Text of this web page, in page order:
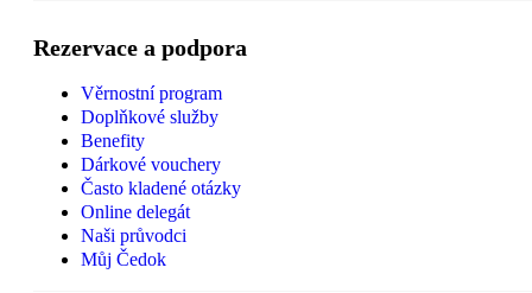
Rezervace a podpora
Věrnostní program
Doplňkové služby
Benefity
Dárkové vouchery
Často kladené otázky
Online delegát
Naši průvodci
Můj Čedok